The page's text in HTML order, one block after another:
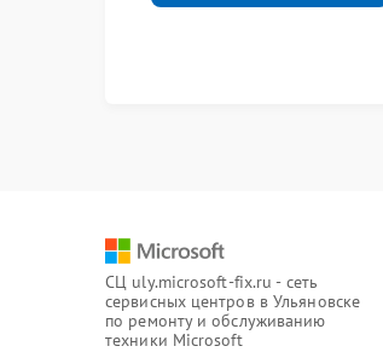
СЦ uly.microsoft-fix.ru - сеть
сервисных центров в Ульяновске
по ремонту и обслуживанию
техники Microsoft